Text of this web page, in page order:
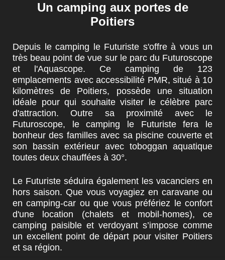
Un camping aux portes de
Poitiers
Depuis le camping le Futuriste s'offre à vous un
très beau point de vue sur le parc du Futuroscope
et l'Aquascope. Ce camping de 123
emplacements avec accessibilité PMR, situé à 10
kilomètres de Poitiers, possède une situation
idéale pour qui souhaite visiter le célèbre parc
d'attraction. Outre sa proximité avec
le
Futuroscope, le camping le Futuriste fera le
bonheur des familles avec sa piscine couverte et
son bassin extérieur avec toboggan aquatique
toutes deux chauffées à 30°.
Le Futuriste séduira également les vacanciers en
hors saison. Que vous voyagiez en caravane ou
en camping-car ou que vous préfériez le confort
d'une location (chalets et mobil-homes), ce
camping paisible et verdoyant s’impose comme
un excellent point de départ pour visiter Poitiers
et sa région.